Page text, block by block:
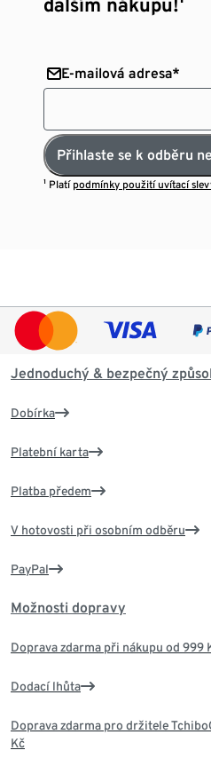
E-mailová adresa*
Přihlaste se k odběru
¹ Platí podmínky použití uvítací
Jednoduchý & bezpečný
Dobírka
Platební karta
Platba předem
V hotovosti při osobním odběru
PayPal
Možnosti dopravy
Doprava zdarma při nákupu od 999
Dodací lhůta
Doprava zdarma pro držitele
Kč